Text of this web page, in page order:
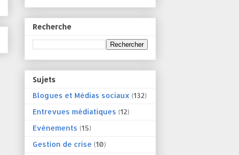
Recherche
Sujets
Blogues et Médias sociaux (132)
Entrevues médiatiques (12)
Evénements (15)
Gestion de crise (10)